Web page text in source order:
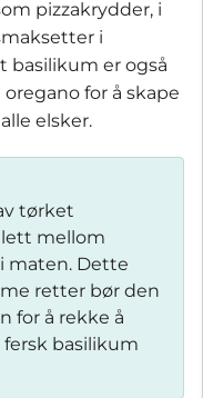
pizzakrydder, i
i
basilikum er også
for å skape
elsker.
tørket
mellom
maten. Dette
retter bør den
for å rekke å
basilikum